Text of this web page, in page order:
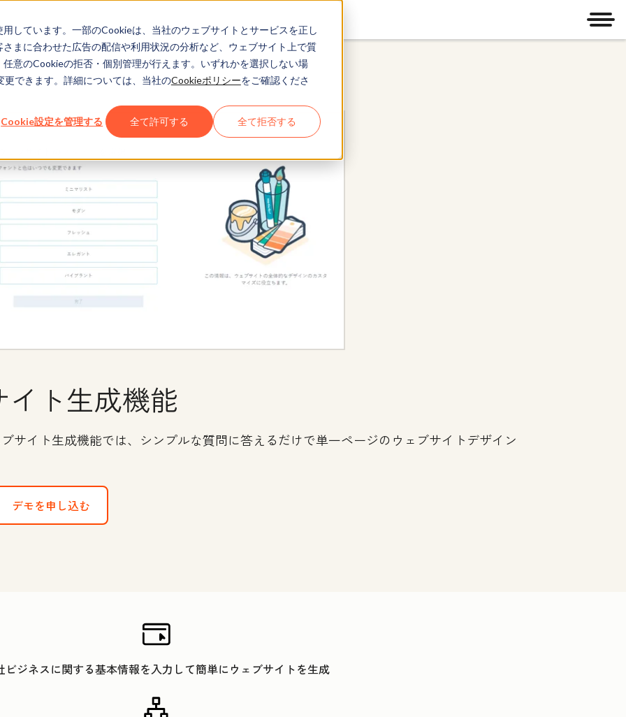
しています。一部のCookieは、当社のウェブサイトとサービスを正し
まに合わせた広告の配信や利用状況の分析など、ウェブサイト上で質
意のCookieの拒否・個別管理が行えます。いずれかを選択しない場
できます。詳細については、当社のCookieポリシーをご確認くださ
Cookie設定を管理する 全て許可する 全て拒否する
メ
ト生成機能
サイト生成機能では、シンプルな質問に答えるだけで単一ページのウェブサイトデザイン
デモを申し込む
ビジネスに関する基本情報を入力して簡単にウェブサイトを生成